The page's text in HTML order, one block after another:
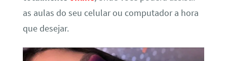
as aulas do seu celular ou computador a hora
que desejar.